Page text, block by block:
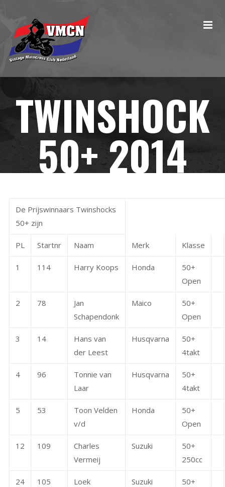
TWINSHOCK
50+ 2014
De Prijswinnaars Twinshocks
50+ zijn
PL Startnr Naam Merk Klasse
1 114 Harry Koops Honda
50+
Open
2 78
Jan
Schapendonk
Maico
50+
Open
3 14
Hans van
der Leest
Husqvarna
50+
4takt
4 96
Tonnie van
Laar
Husqvarna
50+
4takt
5 53
Toon Velden
v/d
Honda
50+
Open
12 109
Charles
Vermeij
Suzuki
50+
250cc
24 105
Loek
Suzuki
50+